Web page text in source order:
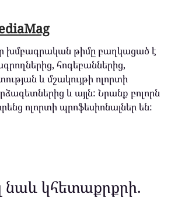
խմբագրական թիմը բաղկացած է
հոգեբաններից,
և մշակույթի ոլորտի
և այլն: Նրանք բոլորն
ոլորտի պրոֆեսիոնալներ են:
նաև կհետաքրքրի.